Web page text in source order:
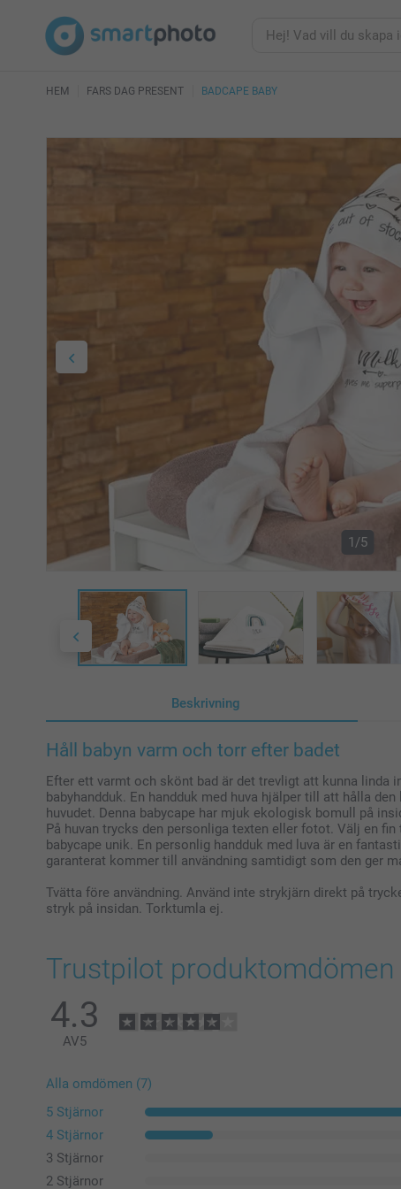
HEM FARS DAG PRESENT BADCAPE BABY
1/5
Beskrivning
Håll babyn varm och torr efter badet
Efter ett varmt och skönt bad är det trevligt att kunna linda
babyhandduk. En handduk med huva hjälper till att hålla
huvudet. Denna babycape har mjuk ekologisk bomull på
På huvan trycks den personliga texten eller fotot. Välj en
babycape unik. En personlig handduk med luva är en
garanterat kommer till användning samtidigt som den ger
Tvätta före användning. Använd inte strykjärn direkt på
stryk på insidan. Torktumla ej.
Trustpilot produktomdömen
4.3
AV5
Alla omdömen (7)
5 Stjärnor
4 Stjärnor
3 Stjärnor
2 Stjärnor